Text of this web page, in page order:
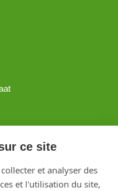
ce site
et analyser des
et l'utilisation du site,